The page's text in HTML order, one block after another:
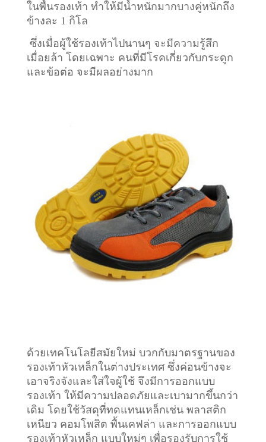
ในพื้นรองเท้า ทำให้มีน้ำหนักมากบางคู่หนักถึง
ข้างละ 1 กิโล
ซึ่งเมื่อผู้ใช้รองเท้าไปนานๆ จะมีความรู้สึก
เมื่อยล้า โดยเฉพาะ คนที่มีโรคเกี่ยวกับกระดูก
และข้อต่อ จะมีผลอย่างมาก
ด้วยเทคโนโลยีสมัยใหม่ บวกกับมาตรฐานของ
รองเท้าหัวเหล็กในต่างประเทศ ซึ่งค่อนข้างจะ
เอาจริงจังและใส่ใจผู้ใช้ จึงมีการออกแบบ
รองเท้า ให้มีความปลอดภัยและเบามากขึ้นกว่า
เดิม โดยใช้วัสดุที่ทดแทนเหล็กเช่น พลาสติก
เหนียว คอมโพสิต พื้นเคฟล่า และการออกแบบ
รองเท้าหัวเหล็ก แบบใหม่ๆ เพื่อรองรับการใช้